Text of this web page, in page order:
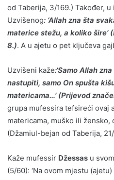
od Taberija, 3/169.) Također,
Uzvišenog: ‘Allah zna šta
materice stežu, a koliko šire’
8.). A u ajetu o pet ključeva
Uzvišeni kaže:‘Samo Allah
nastupiti, samo On spušta
matericama…’ (Prijevod
grupa mufessira tefsireći ovaj
matericama, muško ili žensko,
(Džamiul-bejan od Taberija,
Kaže mufessir Džessas u
(5/60): ‘Na ovom mjestu